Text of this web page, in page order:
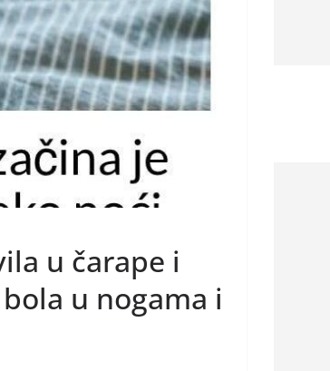
u čarape i
u nogama i